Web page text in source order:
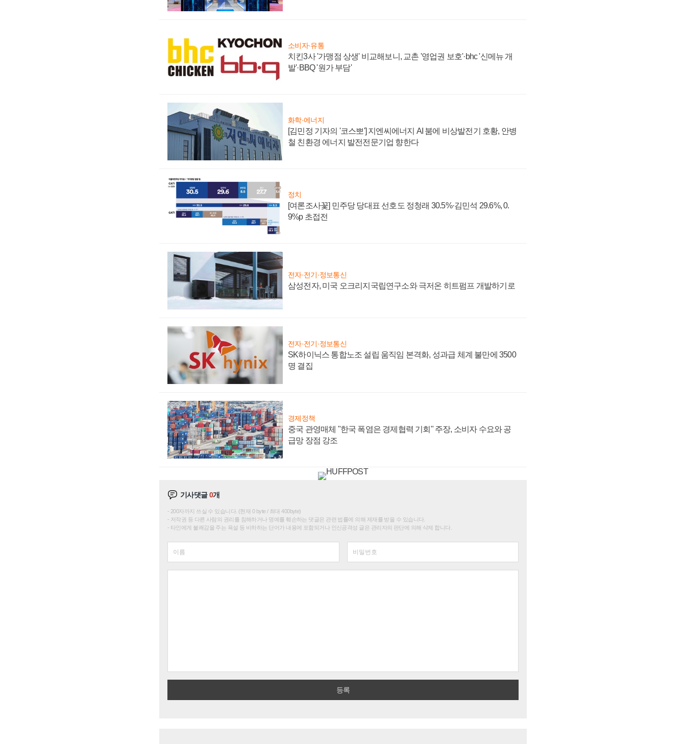
소비자·유통
치킨3사 '가맹점 상생' 비교해보니, 교촌 '영업권 보호'·bhc '신메뉴 개
발'·BBQ '원가 부담'
화학·에너지
[김민정 기자의 '코스뽀'] 지엔씨에너지 AI 붐에 비상발전기 호황, 안병
철 친환경 에너지 발전전문기업 향한다
정치
[여론조사꽃] 민주당 당대표 선호도 정청래 30.5%·김민석 29.6%, 0.
9%p 초접전
전자·전기·정보통신
삼성전자, 미국 오크리지국립연구소와 극저온 히트펌프 개발하기로
전자·전기·정보통신
SK하이닉스 통합노조 설립 움직임 본격화, 성과급 체계 불만에 3500
명 결집
경제정책
중국 관영매체 "한국 폭염은 경제협력 기회" 주장, 소비자 수요와 공
급망 장점 강조
기사댓글0개
200자까지 쓰실 수 있습니다. (현재 0 byte / 최대 400byte)
저작권 등 다른 사람의 권리를 침해하거나 명예를 훼손하는 댓글은 관련 법률에 의해 제재를 받을 수 있습니다.
타인에게 불쾌감을 주는 욕설 등 비하하는 단어가 내용에 포함되거나 인신공격성 글은 관리자의 판단에 의해 삭제 합니다.